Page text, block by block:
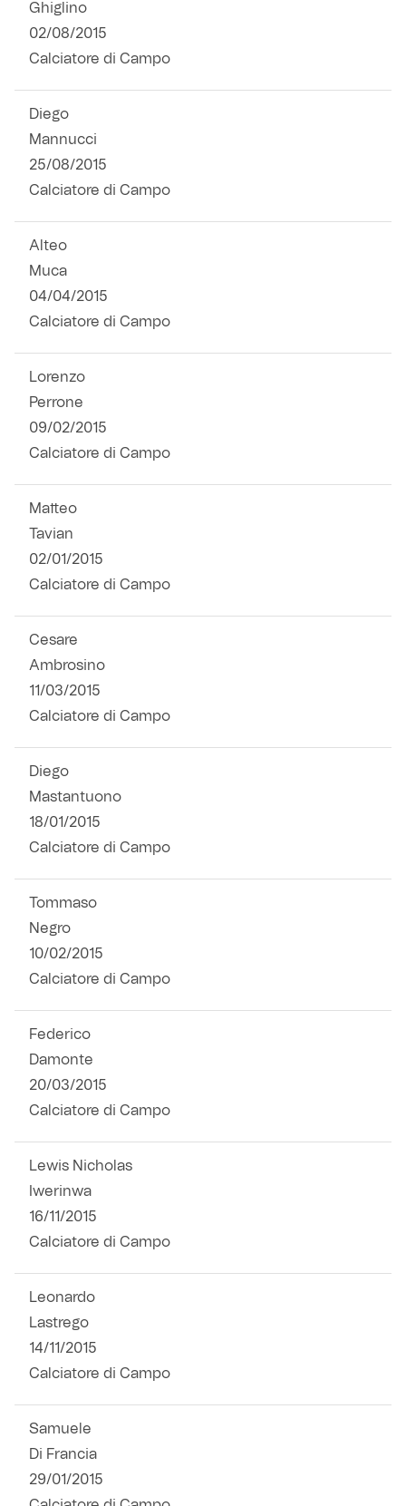
Gift Card Online Store
Fortissimo batte il mio cuor
Ghiglino
02/08/2015
Calciatore di Campo
Diego
Mannucci
25/08/2015
Calciatore di Campo
Alteo
Muca
04/04/2015
Calciatore di Campo
Lorenzo
Perrone
09/02/2015
Calciatore di Campo
Matteo
Tavian
02/01/2015
Calciatore di Campo
Cesare
Ambrosino
11/03/2015
Calciatore di Campo
Diego
Mastantuono
18/01/2015
Calciatore di Campo
Tommaso
Negro
10/02/2015
Calciatore di Campo
Federico
Damonte
20/03/2015
Calciatore di Campo
Lewis Nicholas
Iwerinwa
16/11/2015
Calciatore di Campo
Leonardo
Lastrego
14/11/2015
Calciatore di Campo
Samuele
Di Francia
29/01/2015